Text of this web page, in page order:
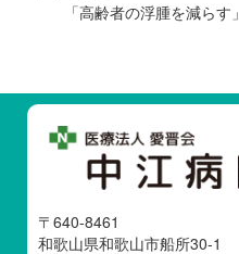
「高齢者の浮腫を減らす」
〒640-8461
和歌山県和歌山市船所30-1